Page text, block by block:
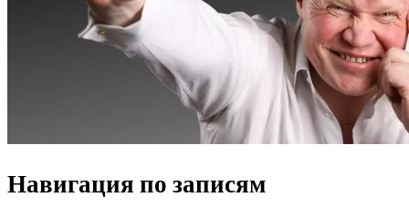
Навигация по записям